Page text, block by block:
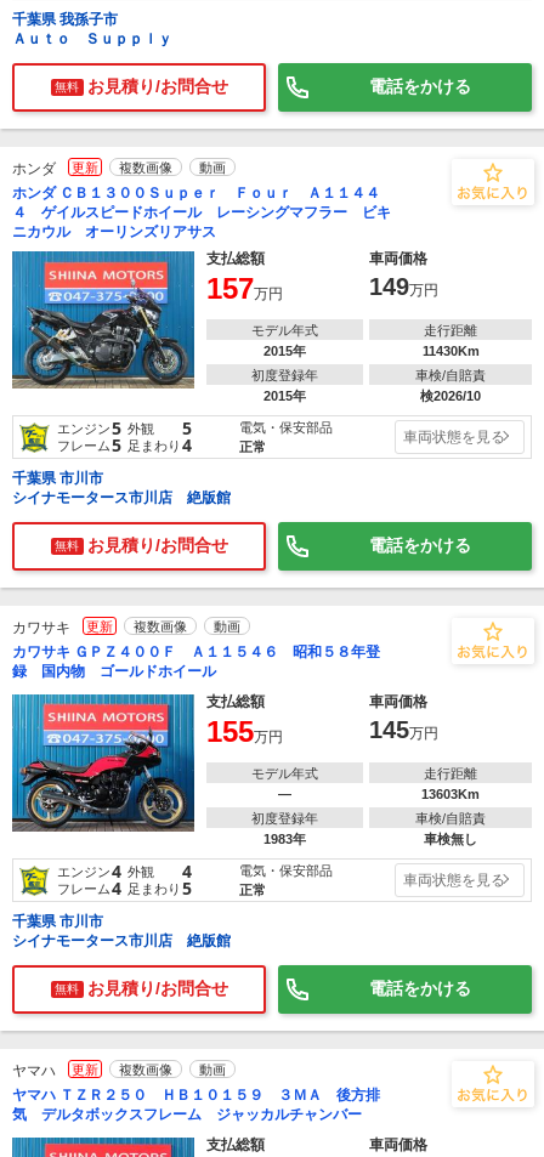
千葉県 我孫子市
Ａｕｔｏ Ｓｕｐｐｌｙ
無料 お見積り/お問合せ 電話をかける
ホンダ 更新 複数画像 動画
ホンダ ＣＢ１３００Ｓｕｐｅｒ Ｆｏｕｒ Ａ１１４４
４ ゲイルスピードホイール レーシングマフラー ビキ
ニカウル オーリンズリアサス
支払総額
車両価格
157万円 149万円
モデル年式
2015年
走行距離
11430Km
初度登録年
2015年
車検/自賠責
検2026/10
エンジン5 外観 5
フレーム5 足まわり 4
電気・保安部品
正常
車両状態を見る
千葉県 市川市
シイナモータース市川店 絶版館
無料 お見積り/お問合せ 電話をかける
カワサキ 更新 複数画像 動画
カワサキ ＧＰＺ４００Ｆ Ａ１１５４６ 昭和５８年登
録 国内物 ゴールドホイール
支払総額
車両価格
155万円 145万円
モデル年式
―
走行距離
13603Km
初度登録年
1983年
車検/自賠責
車検無し
エンジン4 外観 4
フレーム4 足まわり 5
電気・保安部品
正常
車両状態を見る
千葉県 市川市
シイナモータース市川店 絶版館
無料 お見積り/お問合せ 電話をかける
ヤマハ 更新 複数画像 動画
ヤマハ ＴＺＲ２５０ ＨＢ１０１５９ ３ＭＡ 後方排
気 デルタボックスフレーム ジャッカルチャンバー
支払総額
車両価格